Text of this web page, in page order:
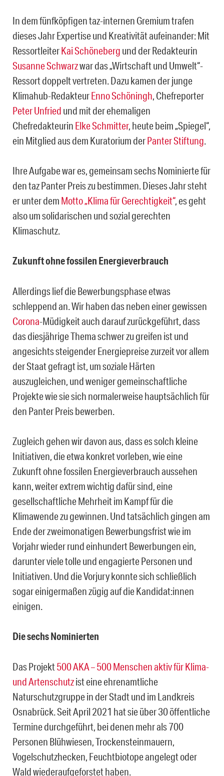
In dem fünfköpfigen taz-internen Gremium trafen
dieses Jahr Expertise und Kreativität aufeinander: Mit
RessortleiterKai Schöneberg und der Redakteurin
Susanne Schwarzwar das „Wirtschaft und Umwelt“-
Ressort doppelt vertreten. Dazu kamen der junge
Klimahub-RedakteurEnno Schöningh, Chefreporter
Peter Unfried und mit der ehemaligen
Chefredakteurin Elke Schmitter, heute beim „Spiegel“,
ein Mitglied aus dem Kuratorium derPanter Stiftung.
Ihre Aufgabe war es, gemeinsam sechs Nominierte für
den taz Panter Preis zu bestimmen. Dieses Jahr steht
er unter dem Motto „Klima für Gerechtigkeit“, es geht
also um solidarischen und sozial gerechten
Klimaschutz.
Zukunft ohne fossilen Energieverbrauch
Allerdings lief die Bewerbungsphase etwas
schleppend an. Wir haben das neben einer gewissen
Corona-Müdigkeit auch darauf zurückgeführt, dass
das diesjährige Thema schwer zu greifen ist und
angesichts steigender Energiepreise zurzeit vor allem
der Staat gefragt ist, um soziale Härten
auszugleichen, und weniger gemeinschaftliche
Projekte wie sie sich normalerweise hauptsächlich für
den Panter Preis bewerben.
Zugleich gehen wir davon aus, dass es solch kleine
Initiativen, die etwa konkret vorleben, wie eine
Zukunft ohne fossilen Energieverbrauch aussehen
kann, weiter extrem wichtig dafür sind, eine
gesellschaftliche Mehrheit im Kampf für die
Klimawende zu gewinnen. Und tatsächlich gingen am
Ende der zweimonatigen Bewerbungsfrist wie im
Vorjahr wieder rund einhundert Bewerbungen ein,
darunter viele tolle und engagierte Personen und
Initiativen. Und die Vorjury konnte sich schließlich
sogar einigermaßen zügig auf die Kandidat:innen
einigen.
Die sechs Nominierten
Das Projekt500 AKA – 500 Menschen aktiv für Klima-
und Artenschutzist eine ehrenamtliche
Naturschutzgruppe in der Stadt und im Landkreis
Osnabrück. Seit April 2021 hat sie über 30 öffentliche
Termine durchgeführt, bei denen mehr als 700
Personen Blühwiesen, Trockensteinmauern,
Vogelschutzhecken, Feuchtbiotope angelegt oder
Wald wiederaufgeforstet haben.